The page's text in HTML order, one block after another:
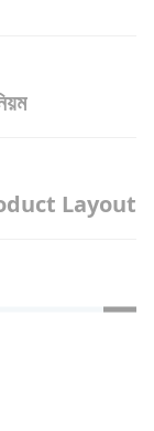
Layout